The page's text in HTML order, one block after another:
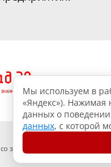
знанием дела
Мы используем в
«Яндекс»). Нажимая
данных о
данных, с которой